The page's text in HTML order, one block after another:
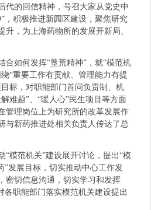
代的回信精神，号召大家从党史中
，积极推进新园区建设，聚焦研究
升，为上海药物所的发展开新局、
如何发挥“垦荒精神”，就“模范机
“重要工作有贡献、管理能力有提
标，对职能部门首问负责制、机
难题”、“暖人心”民生项目等方面
管理岗位上为研究所的改革发展作
与新药推进处相关负责人传达了总
范机关”建设展开讨论，提出“模
”发展目标，切实推动中心工作发
密切信息沟通，切实学习和发挥
各职能部门落实模范机关建设提出